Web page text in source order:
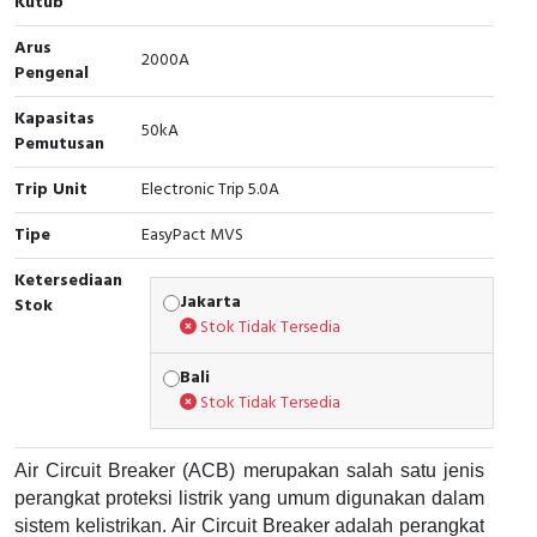
Cable Operated Switch
Signalling Columns
Safety Sensors
Pressure Switch
Ultrasonic & Rotary Encoder
Inductive Sensors
Photoelectric
Cam Switch
Panel Box
Arus
Pengenal
2000A
Kapasitas
Pemutusan
50kA
Trip Unit
Electronic Trip 5.0A
Tipe
EasyPact MVS
Ketersediaan
Stok
Jakarta
Stok Tidak Tersedia
Bali
Stok Tidak Tersedia
Air Circuit Breaker (ACB) merupakan salah satu jenis
perangkat proteksi listrik yang umum digunakan dalam
sistem kelistrikan. Air Circuit Breaker adalah perangkat